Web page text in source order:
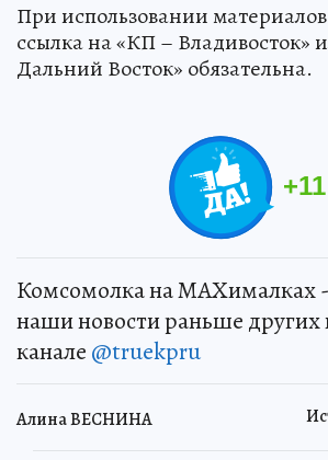
При использовании
ссылка на «КП – Владивосток»
Дальний Восток» обязательна.
+11
Комсомолка на MAXималках
наши новости раньше других
канале @truekpru
Алина ВЕСНИНА